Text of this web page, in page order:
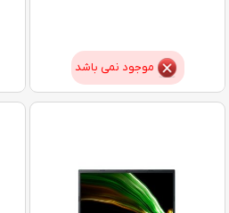
موجود نمی باشد